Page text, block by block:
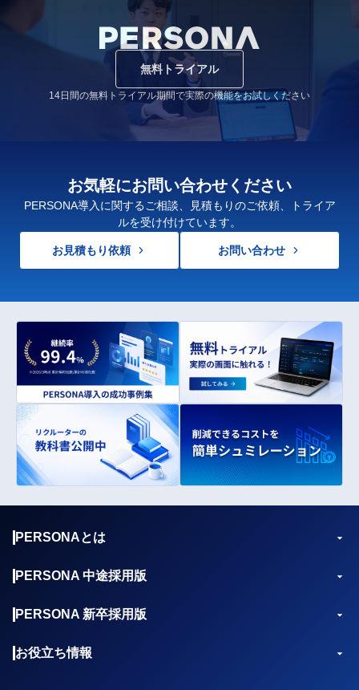
無料トライアル
14日間の無料トライアル期間で実際の機能をお試しください
お気軽にお問い合わせください
PERSONA導入に関するご相談、見積もりのご依頼、トライア
ルを受け付けています。
お見積もり依頼 お問い合わせ
PERSONAとは
PERSONA 中途採用版
PERSONA 新卒採用版
お役立ち情報